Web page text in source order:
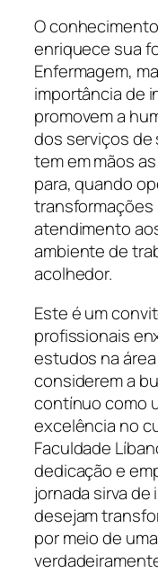
O
enriquece sua
Enfermagem,
importância de
promovem a
dos serviços de
tem em mãos
para, quando
transformações
atendimento
ambiente de
acolhedor.
Este é um
profissionais
estudos na
considerem a
contínuo como
excelência no
Faculdade
dedicação e
jornada sirva
desejam
por meio de